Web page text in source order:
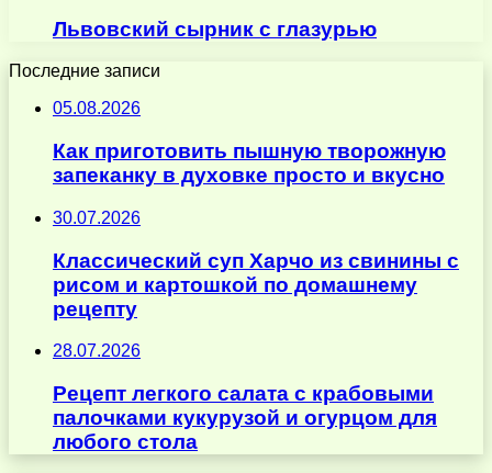
Львовский сырник с глазурью
Последние записи
05.08.2026
Как приготовить пышную творожную
запеканку в духовке просто и вкусно
30.07.2026
Классический суп Харчо из свинины с
рисом и картошкой по домашнему
рецепту
28.07.2026
Рецепт легкого салата с крабовыми
палочками кукурузой и огурцом для
любого стола